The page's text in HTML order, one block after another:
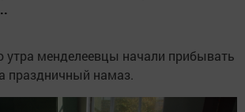
утра менделеевцы начали прибывать
праздничный намаз.